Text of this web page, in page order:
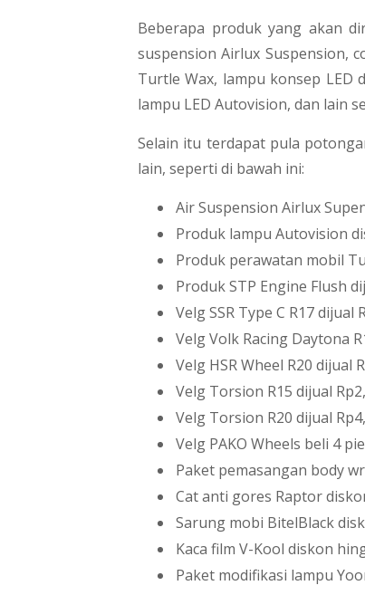
Beberapa produk yang akan
suspension Airlux Suspension,
Turtle Wax, lampu konsep LED
lampu LED Autovision, dan lain
Selain itu terdapat pula
lain, seperti di bawah ini:
Air Suspension Airlux
Produk lampu Autovision
Produk perawatan mobil
Produk STP Engine Flush
Velg SSR Type C R17
Velg Volk Racing Daytona
Velg HSR Wheel R20 dijual
Velg Torsion R15 dijual
Velg Torsion R20 dijual
Velg PAKO Wheels beli 4
Paket pemasangan body
Cat anti gores Raptor
Sarung mobi BitelBlack
Kaca film V-Kool diskon
Paket modifikasi lampu